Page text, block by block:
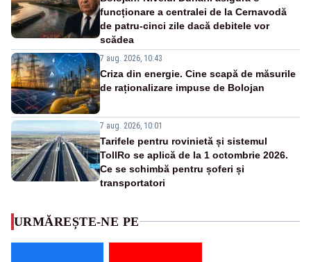
funcționare a centralei de la Cernavodă
de patru-cinci zile dacă debitele vor
scădea
7 aug. 2026, 10:43
Criza din energie. Cine scapă de măsurile
de raționalizare impuse de Bolojan
7 aug. 2026, 10:01
Tarifele pentru rovinietă și sistemul
TollRo se aplică de la 1 octombrie 2026.
Ce se schimbă pentru șoferi și
transportatori
URMĂREȘTE-NE PE